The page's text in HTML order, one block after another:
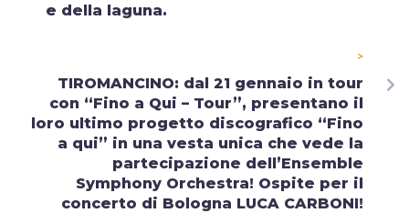
e della laguna.
>
TIROMANCINO: dal 21 gennaio in tour
con “Fino a Qui – Tour”, presentano il
loro ultimo progetto discografico “Fino
a qui” in una vesta unica che vede la
partecipazione dell’Ensemble
Symphony Orchestra! Ospite per il
concerto di Bologna LUCA CARBONI!